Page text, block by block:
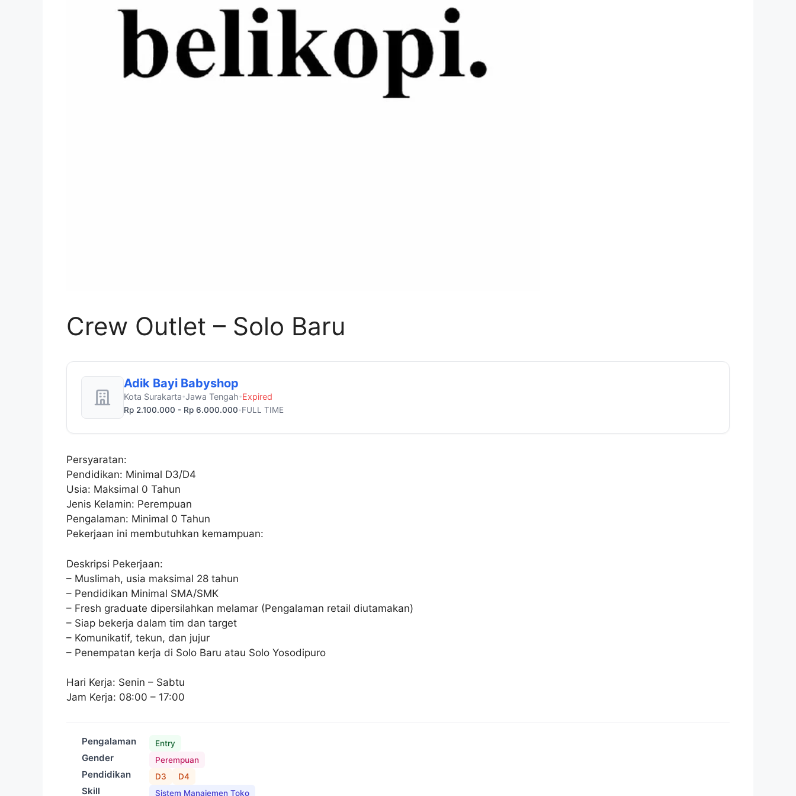
Crew Outlet – Solo Baru
Adik Bayi Babyshop
Kota Surakarta•Jawa Tengah•Expired
Rp 2.100.000 - Rp 6.000.000 •FULL TIME
Persyaratan:
Pendidikan: Minimal D3/D4
Usia: Maksimal 0 Tahun
Jenis Kelamin: Perempuan
Pengalaman: Minimal 0 Tahun
Pekerjaan ini membutuhkan kemampuan:
Deskripsi Pekerjaan:
– Muslimah, usia maksimal 28 tahun
– Pendidikan Minimal SMA/SMK
– Fresh graduate dipersilahkan melamar (Pengalaman retail diutamakan)
– Siap bekerja dalam tim dan target
– Komunikatif, tekun, dan jujur
– Penempatan kerja di Solo Baru atau Solo Yosodipuro
Hari Kerja: Senin – Sabtu
Jam Kerja: 08:00 – 17:00
Pengalaman Entry
Gender Perempuan
Pendidikan D3 D4
Skill Sistem Manajemen Toko